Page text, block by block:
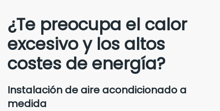
¿Te preocupa el calor
excesivo y los altos
costes de energía?
Instalación de aire acondicionado a
medida